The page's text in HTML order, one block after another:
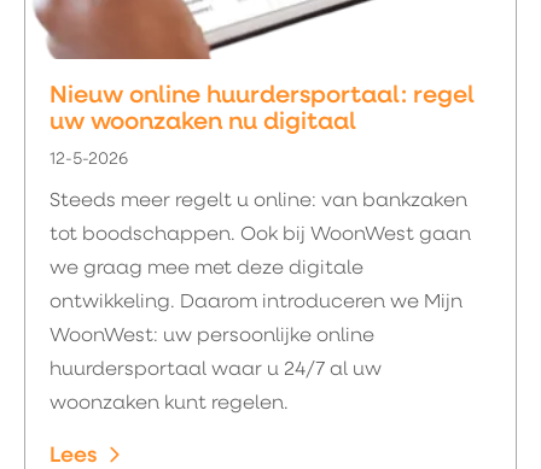
Nieuw online huurdersportaal: regel
uw woonzaken nu digitaal
12-5-2026
Steeds meer regelt u online: van bankzaken
tot boodschappen. Ook bij WoonWest gaan
we graag mee met deze digitale
ontwikkeling. Daarom introduceren we Mijn
WoonWest: uw persoonlijke online
huurdersportaal waar u 24/7 al uw
woonzaken kunt regelen.
Lees